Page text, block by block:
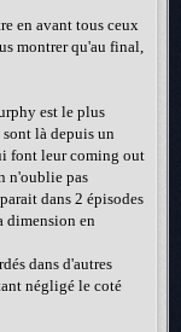
en avant tous ceux
montrer qu'au final,
est le plus
là depuis un
font leur coming out
n'oublie pas
dans 2 épisodes
dimension en
dans d'autres
négligé le coté